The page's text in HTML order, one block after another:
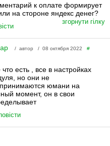
к оплате формирует
на стороне яндекс денег?
згорнути гілку
/ автор / 08 октября 2022 #
что есть , все в настройках
но они не
юмани на
момент, он в свои